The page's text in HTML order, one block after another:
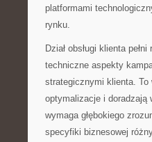
platformami
rynku.
Dział obsługi klienta
techniczne aspekty
strategicznymi klienta. To
optymalizacje i doradzają
wymaga głębokiego
specyfiki biznesowej